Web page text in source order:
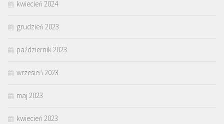
kwiecień 2024
grudzień 2023
październik 2023
wrzesień 2023
maj 2023
kwiecień 2023